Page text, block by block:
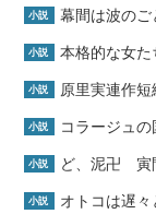
小説 幕間は波の
小説 本格的な女
小説 原里実連作
小説 コラージュ
小説 ど、泥卍 寅
小説 オトコは遅